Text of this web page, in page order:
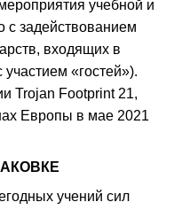
учебной и
с задействованием
входящих в
«гостей»).
Trojan Footprint 21,
Европы в мае 2021
учений сил